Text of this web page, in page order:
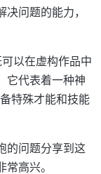
问题的能力，
以在虚构作品中
它代表着一种神
特殊才能和技能
的问题分享到这
高兴。